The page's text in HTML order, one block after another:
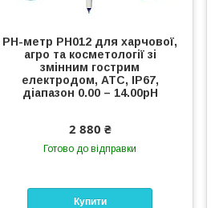
PH-метр PH012 для харчової,
агро та косметології зі
змінним гострим
електродом, ATC, IP67,
діапазон 0.00 – 14.00pH
2 880 ₴
Готово до відправки
Купити